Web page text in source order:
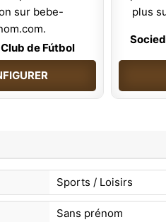
de Fútbol
Sports / Loisirs
Sans prénom